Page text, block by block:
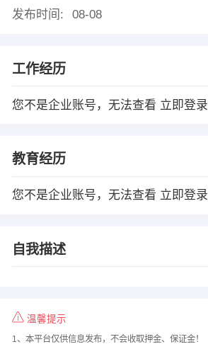
发布时间:
08-08
工作经历
您不是企业账号，无法查看 立即登录
教育经历
您不是企业账号，无法查看 立即登录
自我描述
温馨提示
1、本平台仅供信息发布，不会收取押金、保证金！